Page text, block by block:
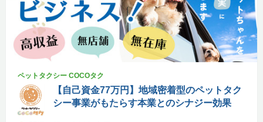
ペットタクシー COCOタク
【自己資金77万円】地域密着型のペットタク
シー事業がもたらす本業とのシナジー効果